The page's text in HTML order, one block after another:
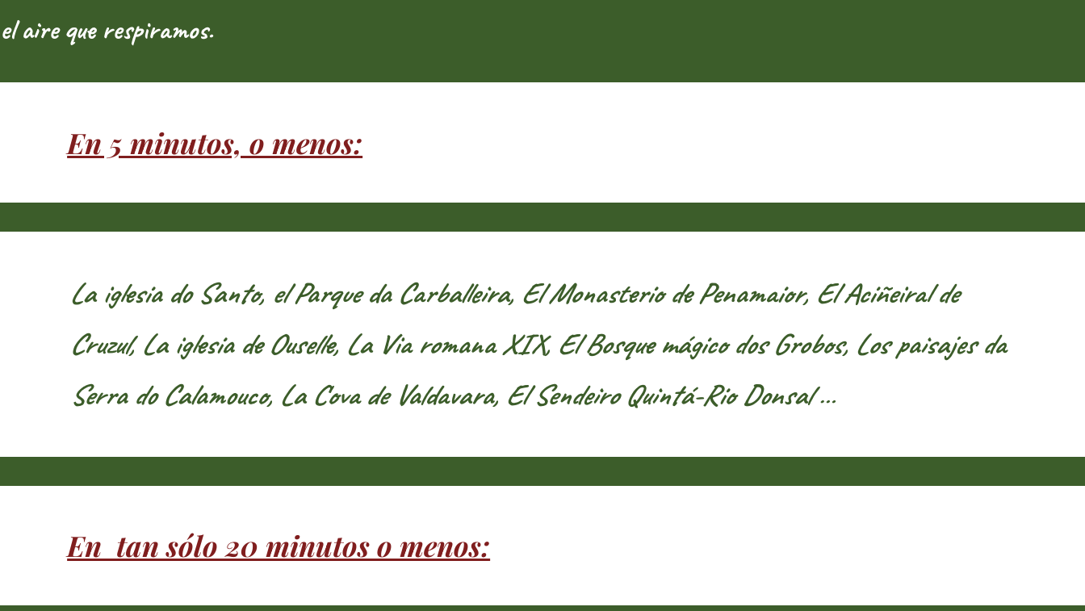
el aire que respiramos.
En 5 minutos, o menos:
La iglesia do Santo, el Parque da Carballeira, El Monasterio de Penamaior, El Aciñeiral de
Cruzul, La iglesia de Ouselle, La Via romana XIX, El Bosque mágico dos Grobos, Los paisajes da
Serra do Calamouco, La Cova de Valdavara, El Sendeiro Quintá-Rio Donsal …
En tan sólo 20 minutos o menos: